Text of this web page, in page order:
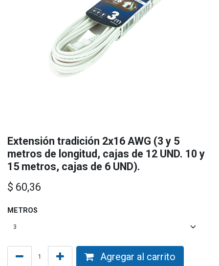
Extensión tradición 2x16 AWG (3 y 5
metros de longitud, cajas de 12 UND. 10 y
15 metros, cajas de 6 UND).
$ 60,36
METROS
Agregar al carrito